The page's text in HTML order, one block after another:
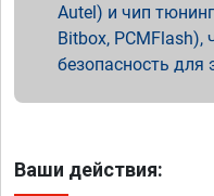
Autel) и чип
Bitbox, PCMFlash),
безопасность для
Ваши действия: